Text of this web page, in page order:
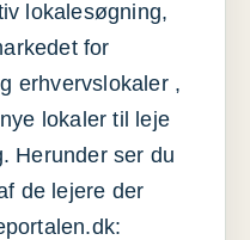
lokalesøgning,
for
erhvervslokaler ,
lokaler til leje
Herunder ser du
de lejere der